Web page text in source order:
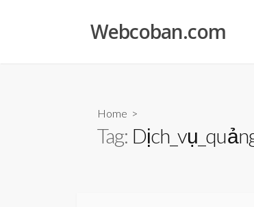
Webcoban.com
Home >
Tag: